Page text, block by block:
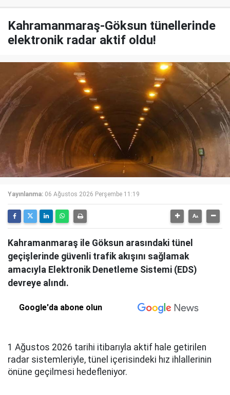
Kahramanmaraş-Göksun tünellerinde
elektronik radar aktif oldu!
Yayınlanma: 06 Ağustos 2026 Perşembe 11:19
Kahramanmaraş ile Göksun arasındaki tünel
geçişlerinde güvenli trafik akışını sağlamak
amacıyla Elektronik Denetleme Sistemi (EDS)
devreye alındı.
Google'da abone olun
1 Ağustos 2026 tarihi itibarıyla aktif hale getirilen
radar sistemleriyle, tünel içerisindeki hız ihlallerinin
önüne geçilmesi hedefleniyor.